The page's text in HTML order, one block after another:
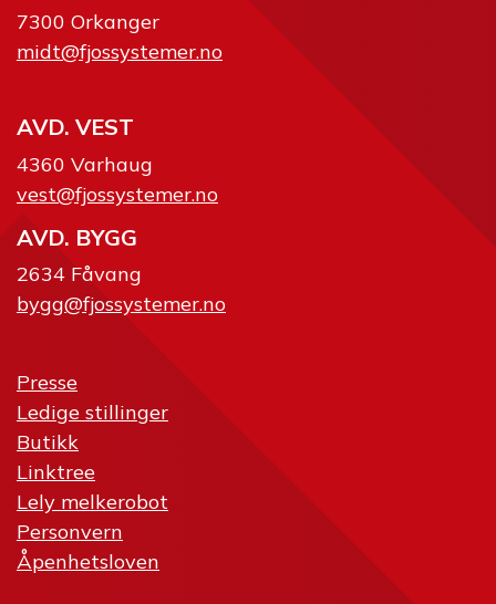
7300 Orkanger
midt@fjossystemer.no
AVD. VEST
4360 Varhaug
vest@fjossystemer.no
AVD. BYGG
2634 Fåvang
bygg@fjossystemer.no
Presse
Ledige stillinger
Butikk
Linktree
Lely melkerobot
Personvern
Åpenhetsloven